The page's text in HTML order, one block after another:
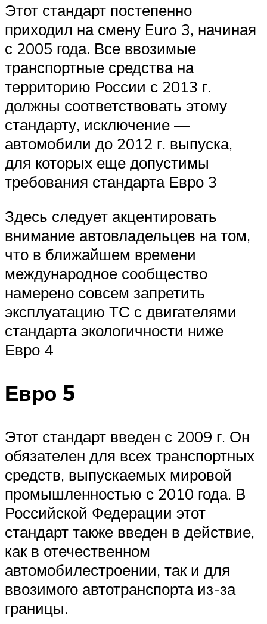
Этот стандарт постепенно
приходил на смену Euro 3, начиная
с 2005 года. Все ввозимые
транспортные средства на
территорию России с 2013 г.
должны соответствовать этому
стандарту, исключение —
автомобили до 2012 г. выпуска,
для которых еще допустимы
требования стандарта Евро 3
Здесь следует акцентировать
внимание автовладельцев на том,
что в ближайшем времени
международное сообщество
намерено совсем запретить
эксплуатацию ТС с двигателями
стандарта экологичности ниже
Евро 4
Евро 5
Этот стандарт введен с 2009 г. Он
обязателен для всех транспортных
средств, выпускаемых мировой
промышленностью с 2010 года. В
Российской Федерации этот
стандарт также введен в действие,
как в отечественном
автомобилестроении, так и для
ввозимого автотранспорта из-за
границы.